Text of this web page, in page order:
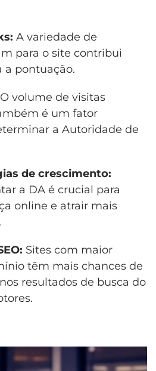
A variedade de
para o site contribui
a pontuação.
O volume de visitas
é um fator
a Autoridade de
de crescimento:
a DA é crucial para
online e atrair mais
Sites com maior
têm mais chances de
resultados de busca do